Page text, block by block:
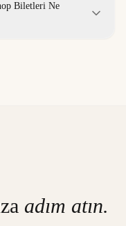
Biletleri Ne
adım atın.